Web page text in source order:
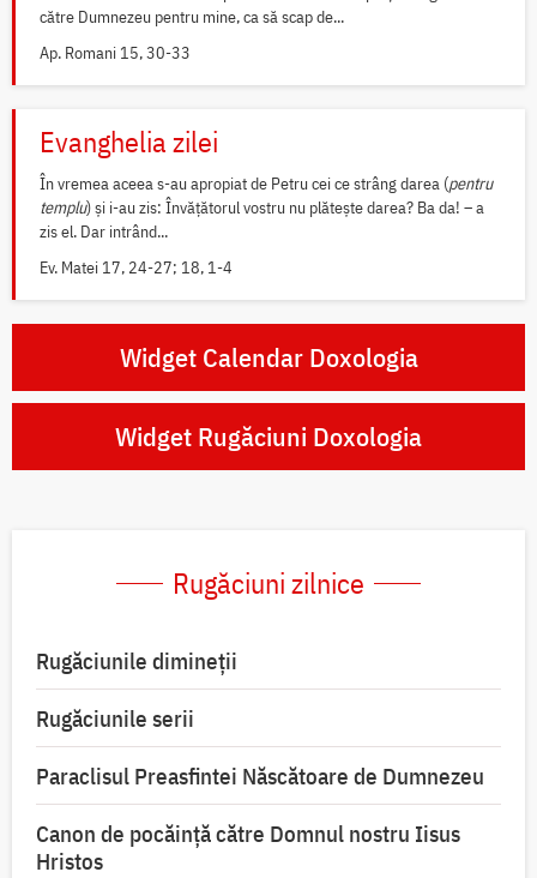
către Dumnezeu pentru mine, ca să scap de...
Ap. Romani 15, 30-33
Evanghelia zilei
În vremea aceea s-au apropiat de Petru cei ce strâng darea (pentru
templu) și i-au zis: Învățătorul vostru nu plătește darea? Ba da! – a
zis el. Dar intrând...
Ev. Matei 17, 24-27; 18, 1-4
Widget Calendar Doxologia
Widget Rugăciuni Doxologia
Rugăciuni zilnice
Rugăciunile dimineții
Rugăciunile serii
Paraclisul Preasfintei Născătoare de Dumnezeu
Canon de pocăință către Domnul nostru Iisus
Hristos